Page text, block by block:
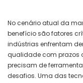
No cenário atual da
benefício são fatores
indústrias enfrentam
qualidade com prazos
precisam de
desafios. Uma das